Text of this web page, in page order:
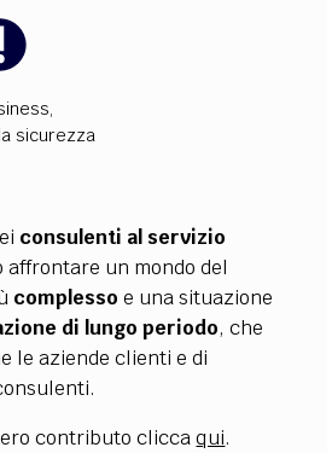
,
sicurezza
consulenti al servizio
affrontare un mondo del
complesso e una situazione
di lungo periodo, che
le aziende clienti e di
contributo cliccaqui.